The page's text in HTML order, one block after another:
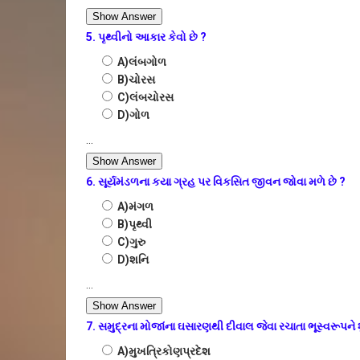
Show Answer
5. પૃથ્વીનો આકાર કેવો છે ?
A)લંબગોળ
B)ચોરસ
C)લંબચોરસ
D)ગોળ
Show Answer
6. સૂર્યમંડળના કયા ગ્રહ પર વિકસિત જીવન જોવા મળે છે ?
A)મંગળ
B)પૃથ્વી
C)ગુરુ
D)શનિ
Show Answer
7. સમુદ્રના મોજાંના ઘસારણથી દીવાલ જેવા રચાતા
A)મુખત્રિકોણપ્રદેશ